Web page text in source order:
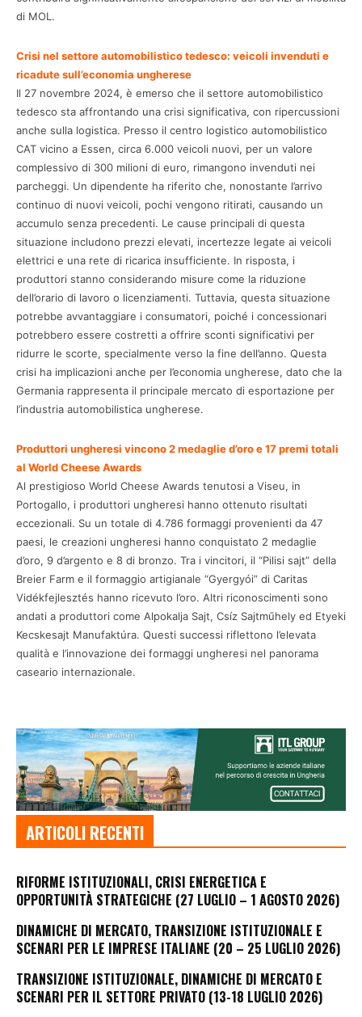
di MOL.
Crisi nel settore automobilistico tedesco: veicoli invenduti e
ricadute sull’economia ungherese
Il 27 novembre 2024, è emerso che il settore automobilistico
tedesco sta affrontando una crisi significativa, con ripercussioni
anche sulla logistica. Presso il centro logistico automobilistico
CAT vicino a Essen, circa 6.000 veicoli nuovi, per un valore
complessivo di 300 milioni di euro, rimangono invenduti nei
parcheggi. Un dipendente ha riferito che, nonostante l’arrivo
continuo di nuovi veicoli, pochi vengono ritirati, causando un
accumulo senza precedenti. Le cause principali di questa
situazione includono prezzi elevati, incertezze legate ai veicoli
elettrici e una rete di ricarica insufficiente. In risposta, i
produttori stanno considerando misure come la riduzione
dell’orario di lavoro o licenziamenti. Tuttavia, questa situazione
potrebbe avvantaggiare i consumatori, poiché i concessionari
potrebbero essere costretti a offrire sconti significativi per
ridurre le scorte, specialmente verso la fine dell’anno. Questa
crisi ha implicazioni anche per l’economia ungherese, dato che la
Germania rappresenta il principale mercato di esportazione per
l’industria automobilistica ungherese.
Produttori ungheresi vincono 2 medaglie d’oro e 17 premi totali
al World Cheese Awards
Al prestigioso World Cheese Awards tenutosi a Viseu, in
Portogallo, i produttori ungheresi hanno ottenuto risultati
eccezionali. Su un totale di 4.786 formaggi provenienti da 47
paesi, le creazioni ungheresi hanno conquistato 2 medaglie
d’oro, 9 d’argento e 8 di bronzo. Tra i vincitori, il “Pilisi sajt” della
Breier Farm e il formaggio artigianale “Gyergyói” di Caritas
Vidékfejlesztés hanno ricevuto l’oro. Altri riconoscimenti sono
andati a produttori come Alpokalja Sajt, Csíz Sajtműhely ed Etyeki
Kecskesajt Manufaktúra. Questi successi riflettono l’elevata
qualità e l’innovazione dei formaggi ungheresi nel panorama
caseario internazionale.
ARTICOLI RECENTI
RIFORME ISTITUZIONALI, CRISI ENERGETICA E
OPPORTUNITÀ STRATEGICHE (27 LUGLIO – 1 AGOSTO 2026)
DINAMICHE DI MERCATO, TRANSIZIONE ISTITUZIONALE E
SCENARI PER LE IMPRESE ITALIANE (20 – 25 LUGLIO 2026)
TRANSIZIONE ISTITUZIONALE, DINAMICHE DI MERCATO E
SCENARI PER IL SETTORE PRIVATO (13-18 LUGLIO 2026)